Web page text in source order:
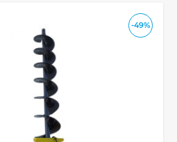
-49%